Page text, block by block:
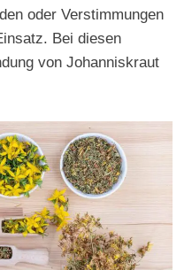
oder Verstimmungen
Bei diesen
von Johanniskraut